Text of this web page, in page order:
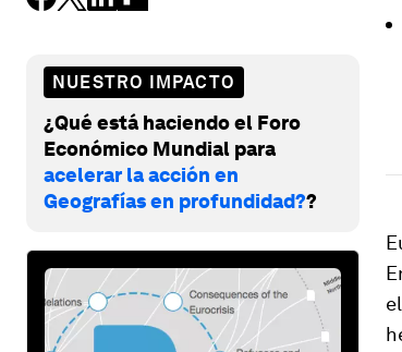
NUESTRO IMPACTO
¿Qué está haciendo el Foro
Económico Mundial para
acelerar la acción en
Geografías en profundidad??